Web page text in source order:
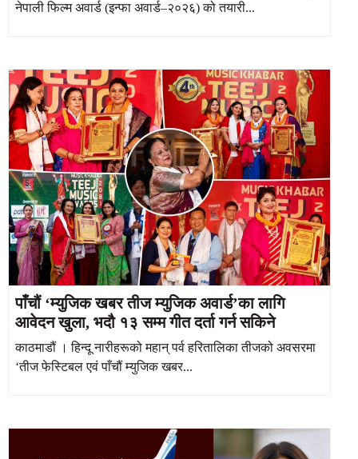
नेपाली फिल्म अवार्ड (इन्फा अवार्ड–२०२६) को तयारी...
पाँचौं ‘म्युजिक खबर तीज म्युजिक अवार्ड’का लागि
आवेदन खुला, भदौ १३ सम्म गीत दर्ता गर्न सकिने
काठमाडौं । हिन्दू नारीहरूको महान् पर्व हरितालिका तीजको अवसरमा
‘तीज फेस्टिबल एवं पाँचौं म्युजिक खबर...